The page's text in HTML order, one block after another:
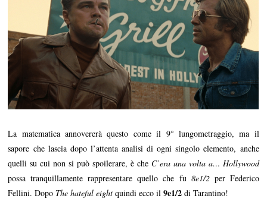
La matematica annovererà questo come il 9° lungometraggio, ma il
sapore che lascia dopo l’attenta analisi di ogni singolo elemento, anche
quelli su cui non si può spoilerare, è che C’era una volta a… Hollywood
possa tranquillamente rappresentare quello che fu 8e1/2per Federico
Fellini. Dopo The hateful eight quindi ecco il9e1/2 di Tarantino!